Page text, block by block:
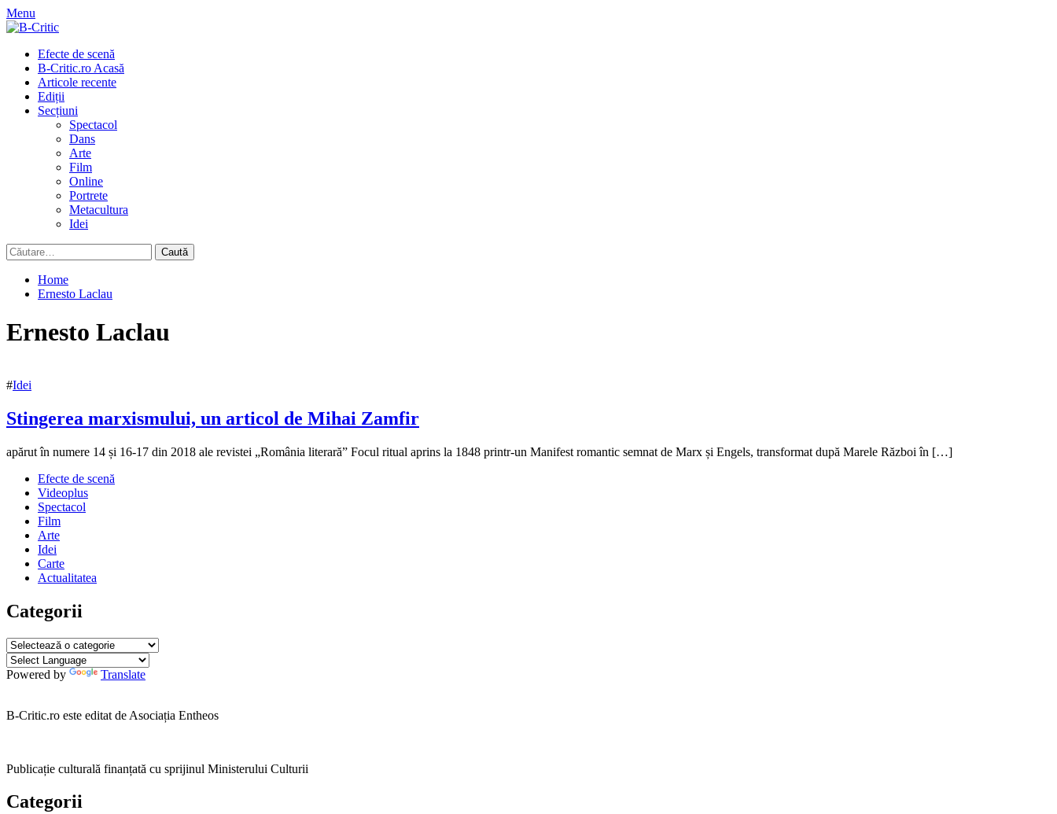
Skip
to
Menu
Primary
Menu
Efecte de scenă
B-Critic.ro Acasă
Articole recente
Ediții
Secțiuni
Spectacol
Dans
Arte
Film
Online
Portrete
Metacultura
Idei
Caută
după:
Home
Ernesto Laclau
Ernesto Laclau
#Idei
Stingerea marxismului, un articol de Mihai Zamfir
2
2018
21
2018
apărut în numere 14 și 16-17 din 2018 ale revistei „România literară” Focul ritual aprins la 1848 printr-un Manifest romantic semnat de Marx și Engels, transformat după Marele Război în […]
Efecte de scenă
Videoplus
Spectacol
Film
Arte
Idei
Carte
Actualitatea
Categorii
Categorii
Powered by Translate
B-Critic.ro este editat de Asociația Entheos
Publicație culturală finanțată cu sprijinul Ministerului Culturii
Categorii